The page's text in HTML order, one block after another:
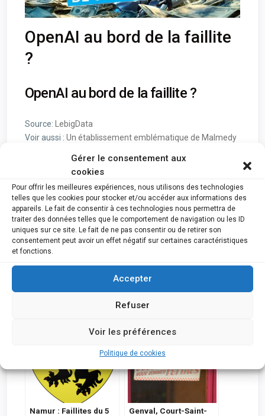
Gérer le consentement aux
cookies
Pour offrir les meilleures expériences, nous utilisons des technologies
telles que les cookies pour stocker et/ou accéder aux informations des
appareils. Le fait de consentir à ces technologies nous permettra de
traiter des données telles que le comportement de navigation ou les ID
uniques sur ce site. Le fait de ne pas consentir ou de retirer son
consentement peut avoir un effet négatif sur certaines caractéristiques
et fonctions.
Accepter
Refuser
Voir les préférences
Politique de cookies
OpenAI au bord de la faillite
?
OpenAI au bord de la faillite ?
Source:
LebigData
Voir aussi : Un établissement emblématique de Malmedy
S’opposer à la
Namur : Faillites du 5
Genval, Court-Saint-